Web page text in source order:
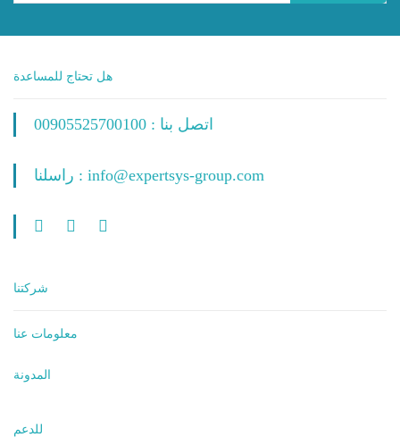
هل تحتاج للمساعدة
اتصل بنا : 00905525700100
راسلنا : info@expertsys-group.com
شركتنا
معلومات عنا
المدونة
للدعم